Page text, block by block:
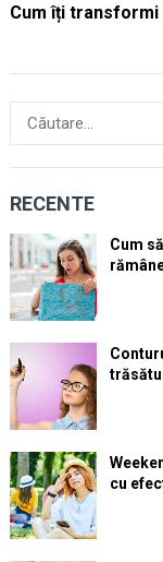
Cum îți
Caută
RECENTE
Cum
cu